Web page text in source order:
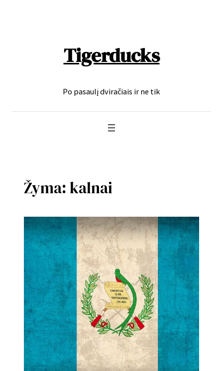
Tigerducks
Po pasaulį dviračiais ir ne tik
Žyma:kalnai